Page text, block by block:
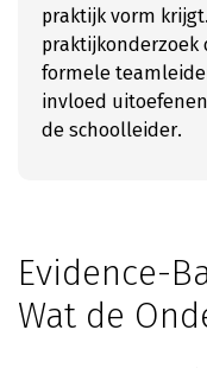
praktijk vorm
formele
invloed
de schoolleider.
Evidence-
Wat de